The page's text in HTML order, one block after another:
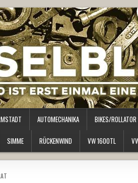
AUTOMECHANIKA BIKES/ROLLATOR
SIMME RÜCKENWIND VW 1600TL